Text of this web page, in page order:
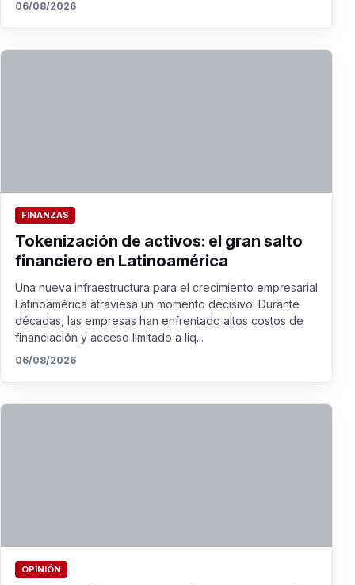
06/08/2026
FINANZAS
Tokenización de activos: el gran salto
financiero en Latinoamérica
Una nueva infraestructura para el crecimiento empresarial
Latinoamérica atraviesa un momento decisivo. Durante
décadas, las empresas han enfrentado altos costos de
financiación y acceso limitado a liq...
06/08/2026
OPINIÓN